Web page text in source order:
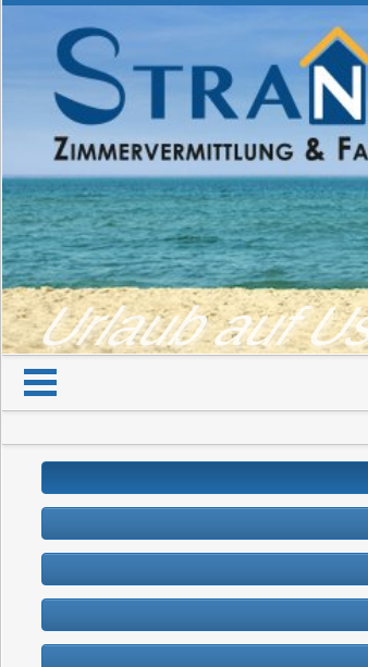
Urlaub auf